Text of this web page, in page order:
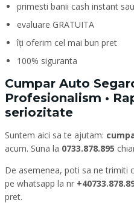
primesti banii cash instant
evaluare GRATUITA
îți oferim cel mai bun pret
100% siguranta
Cumpar Auto
Profesionalism •
seriozitate
Suntem aici sa te ajutam:
acum. Suna la 0733.878.895
De asemenea, poti sa ne trimiti
pe whatsapp la nr
pret.